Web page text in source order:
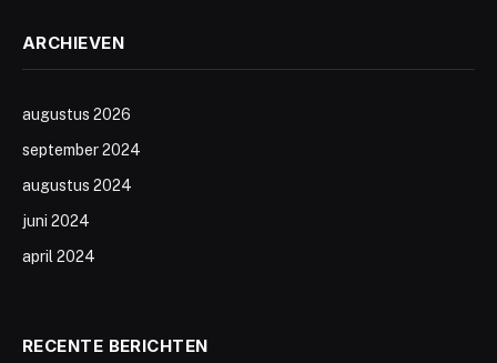
ARCHIEVEN
augustus 2026
september 2024
augustus 2024
juni 2024
april 2024
RECENTE BERICHTEN